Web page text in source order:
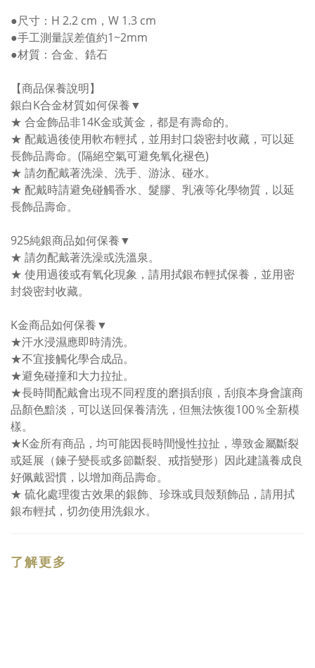
●尺寸：H 2.2 cm，W 1.3 cm
●手工測量誤差值約1~2mm
●材質：合金、鋯石
【商品保養說明】
銀白K合金材質如何保養▼
★ 合金飾品非14K金或黃金，都是有壽命的。
★ 配戴過後使用軟布輕拭，並用封口袋密封收藏，可以延
長飾品壽命。(隔絕空氣可避免氧化褪色)
★ 請勿配戴著洗澡、洗手、游泳、碰水。
★ 配戴時請避免碰觸香水、髮膠、乳液等化學物質，以延
長飾品壽命。
925純銀商品如何保養▼
★ 請勿配戴著洗澡或洗溫泉。
★ 使用過後或有氧化現象，請用拭銀布輕拭保養，並用密
封袋密封收藏。
K金商品如何保養▼
★汗水浸濕應即時清洗。
★不宜接觸化學合成品。
★避免碰撞和大力拉扯。
★長時間配戴會出現不同程度的磨損刮痕，刮痕本身會讓商
品顏色黯淡，可以送回保養清洗，但無法恢復100％全新模
樣。
★K金所有商品，均可能因長時間慢性拉扯，導致金屬斷裂
或延展（鍊子變長或多節斷裂、戒指變形）因此建議養成良
好佩戴習慣，以增加商品壽命。
★ 硫化處理復古效果的銀飾、珍珠或貝殼類飾品，請用拭
銀布輕拭，切勿使用洗銀水。
了解更多